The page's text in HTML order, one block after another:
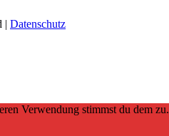
| Datenschutz
Verwendung stimmst du dem zu.